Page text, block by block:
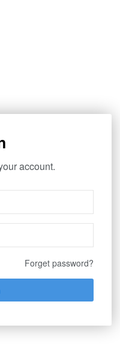
account.
Forget password?